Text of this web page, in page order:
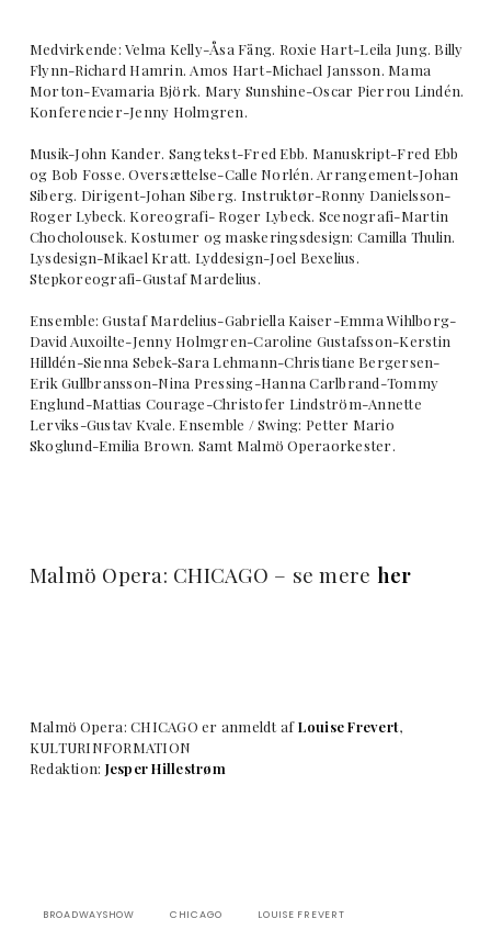
Medvirkende: Velma Kelly-Åsa Fång. Roxie Hart-Leila Jung. Billy
Flynn-Richard Hamrin. Amos Hart-Michael Jansson. Mama
Morton-Evamaria Björk. Mary Sunshine-Oscar Pierrou Lindén.
Konferencier-Jenny Holmgren.
Musik-John Kander. Sangtekst-Fred Ebb. Manuskript-Fred Ebb
og Bob Fosse. Oversættelse-Calle Norlén. Arrangement-Johan
Siberg. Dirigent-Johan Siberg. Instruktør-Ronny Danielsson-
Roger Lybeck. Koreografi- Roger Lybeck. Scenografi-Martin
Chocholousek. Kostumer og maskeringsdesign: Camilla Thulin.
Lysdesign-Mikael Kratt. Lyddesign-Joel Bexelius.
Stepkoreografi-Gustaf Mardelius.
Ensemble: Gustaf Mardelius-Gabriella Kaiser-Emma Wihlborg-
David Auxoilte-Jenny Holmgren-Caroline Gustafsson-Kerstin
Hilldén-Sienna Sebek-Sara Lehmann-Christiane Bergersen-
Erik Gullbransson-Nina Pressing-Hanna Carlbrand-Tommy
Englund-Mattias Courage-Christofer Lindström-Annette
Lerviks-Gustav Kvale. Ensemble / Swing: Petter Mario
Skoglund-Emilia Brown. Samt Malmö Operaorkester.
Malmö Opera: CHICAGO – se mere her
Malmö Opera: CHICAGO er anmeldt afLouise Frevert,
KULTURINFORMATION
Redaktion: Jesper Hillestrøm
BROADWAYSHOW CHICAGO LOUISE FREVERT